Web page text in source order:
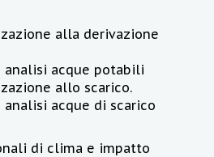
alla derivazione
analisi acque potabili
allo scarico.
analisi acque di scarico
di clima e impatto